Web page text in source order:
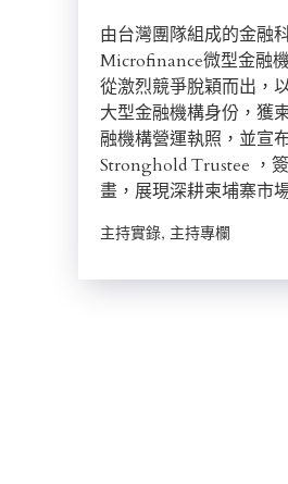
由台灣團隊組成的金融
Microfinance微型金融
從激烈競爭脫穎而出，
大型金融機構身份，獲
融機構營運執照，並宣
Stronghold Trustee ，
畫，展現深耕柬埔寨市
主持實錄, 主持專欄